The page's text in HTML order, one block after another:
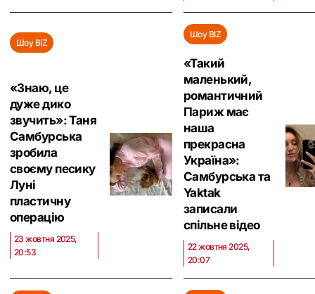
Шоу BIZ
«Знаю, це
дуже дико
звучить»: Таня
Самбурська
зробила
своєму песику
Луні
пластичну
операцію
23 жовтня 2025,
20:53
Шоу BIZ
«Такий
маленький,
романтичний
Париж має
наша
прекрасна
Україна»:
Самбурська та
Yaktak
записали
спільне відео
22 жовтня 2025,
20:07